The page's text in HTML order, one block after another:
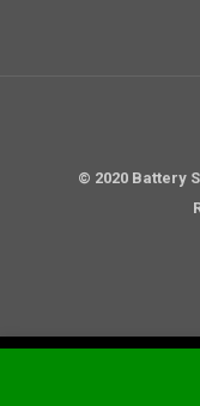
© 2020 Battery